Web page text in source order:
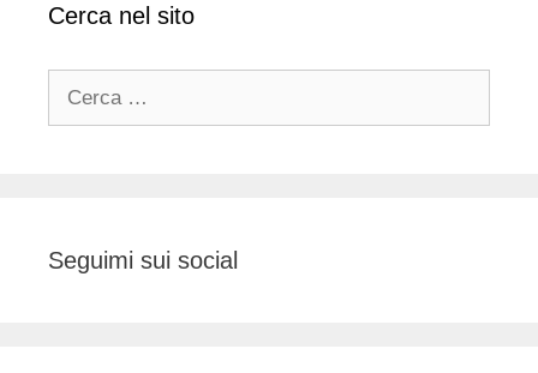
Cerca nel sito
Seguimi sui social